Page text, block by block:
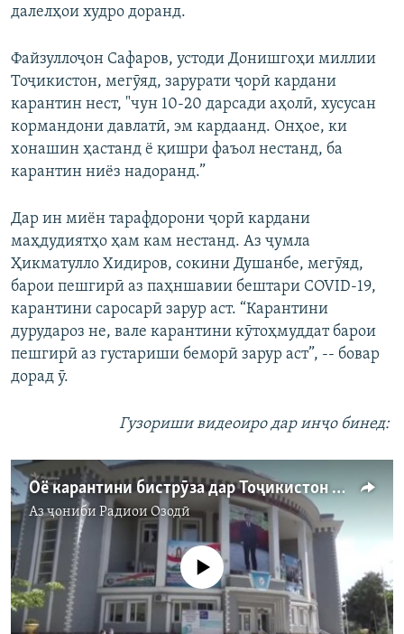
далелҳои худро доранд.
Файзуллоҷон Сафаров, устоди Донишгоҳи миллии
Тоҷикистон, мегӯяд, зарурати ҷорӣ кардани
карантин нест, "чун 10-20 дарсади аҳолӣ, хусусан
кормандони давлатӣ, эм кардаанд. Онҳое, ки
хонашин ҳастанд ё қишри фаъол нестанд, ба
карантин ниёз надоранд.”
Дар ин миён тарафдорони ҷорӣ кардани
маҳдудиятҳо ҳам кам нестанд. Аз ҷумла
Ҳикматулло Хидиров, сокини Душанбе, мегӯяд,
барои пешгирӣ аз паҳншавии бештари COVID-19,
карантини саросарӣ зарур аст. “Карантини
дурудароз не, вале карантини кӯтоҳмуддат барои
пешгирӣ аз густариши беморӣ зарур аст”, -- бовар
дорад ӯ.
Гузориши видеоиро дар инҷо бинед:
Оё карантини бистрӯза дар Тоҷикистон имкон дорад? Назари мардум
Аз ҷониби Радиои Озодӣ
Феълан кор намекунад